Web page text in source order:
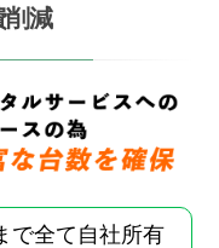
削減
で全て自社所有